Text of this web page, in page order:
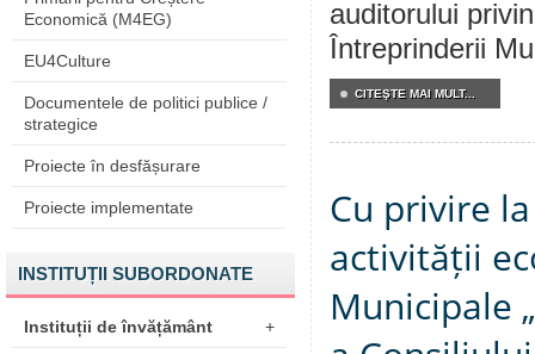
Economică (M4EG)
EU4Culture
Documentele de politici publice /
strategice
Proiecte în desfășurare
Proiecte implementate
INSTITUȚII SUBORDONATE
Instituții de învățământ +
auditorului
Întreprinderii
CITEŞTE MAI MULT...
Cu privire
activității
Municipale